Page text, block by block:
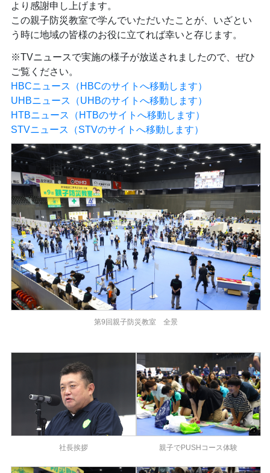
より感謝申し上げます。
この親子防災教室で学んでいただいたことが、いざとい
う時に地域の皆様のお役に立てれば幸いと存じます。
※TVニュースで実施の様子が放送されましたので、ぜひ
ご覧ください。
HBCニュース（HBCのサイトへ移動します）
UHBニュース（UHBのサイトへ移動します）
HTBニュース（HTBのサイトへ移動します）
STVニュース（STVのサイトへ移動します）
第9回親子防災教室 全景
社長挨拶 親子でPUSHコース体験